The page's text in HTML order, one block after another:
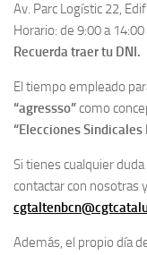
Av. Parc Logístic 22,
Horario: de 9:00 a
Recuerda traer tu DNI.
El tiempo empleado
“agressso”como
“Elecciones Sindicales
Si tienes cualquier
contactar con nosotras
Además, el propio día